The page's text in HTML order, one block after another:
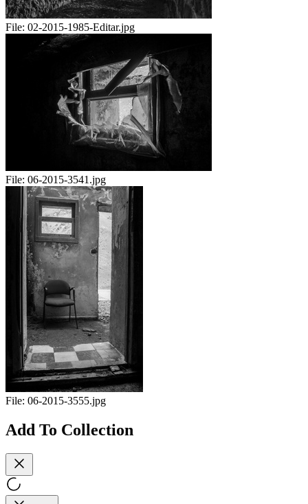
File: 02-2015-1985-Editar.jpg
File: 06-2015-3541.jpg
File: 06-2015-3555.jpg
Add To Collection